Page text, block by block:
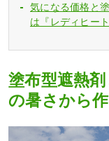
気になる価格と
は『レディヒー
塗布型遮熱
の暑さから